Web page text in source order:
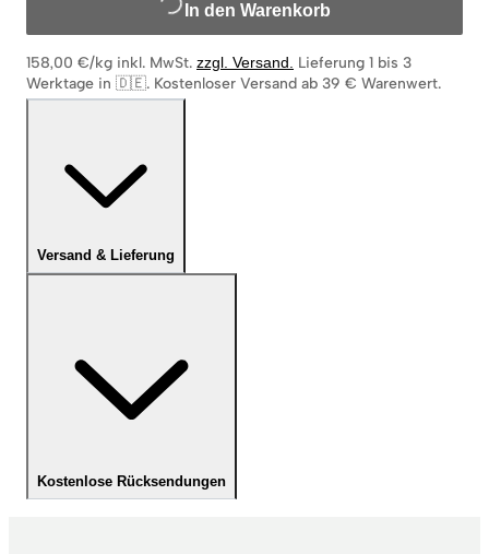
In den Warenkorb
158,00 €/kg inkl. MwSt. zzgl. Versand. Lieferung 1 bis 3
Werktage in 🇩🇪. Kostenloser Versand ab 39 € Warenwert.
Versand & Lieferung
Kostenlose Rücksendungen